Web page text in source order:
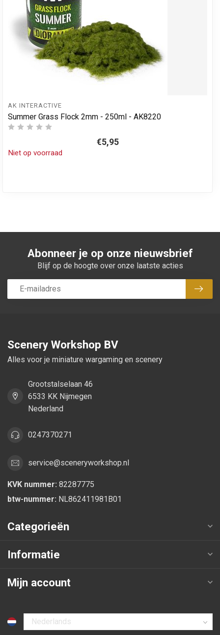
AK INTERACTIVE
Summer Grass Flock 2mm - 250ml - AK8220
€5,95
Niet op voorraad
Abonneer je op onze nieuwsbrief
Blijf op de hoogte over onze laatste acties
Scenery Workshop BV
Alles voor je miniature wargaming en scenery
Grootstalselaan 46
6533 KK Nijmegen
Nederland
0247370271
service@sceneryworkshop.nl
KVK nummer: 82287775
btw-nummer: NL862411981B01
Categorieën
Informatie
Mijn account
Selecteer taal